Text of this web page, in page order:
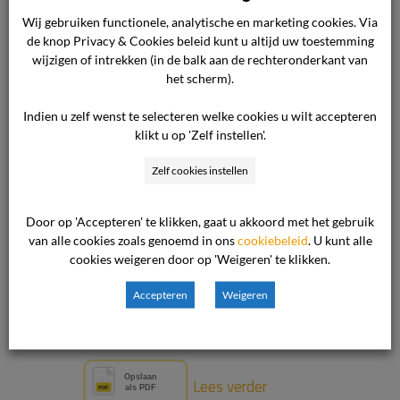
Onderwerp van het geschil Het
geschil heeft betrekking op radio- en
televisiesignalen. Standpunt van de
consument luidt in hoofdzaak als
volgt. Gedurende de
contractperiode een vaste
met circa 200%woekerverhoging op
standaard basisproduct, ver boven
bekende prijsindexcijfers. Het
versturen van foutieve facturen. Het
Lees verder
Wij gebruiken functionele, analytische en marketing cookies. Via
de knop Privacy & Cookies beleid kunt u altijd uw toestemming
wijzigen of intrekken (in de balk aan de rechteronderkant van
het scherm).
Indien u zelf wenst te selecteren welke cookies u wilt accepteren
klikt u op 'Zelf instellen'.
Zelf cookies instellen
Door op 'Accepteren' te klikken, gaat u akkoord met het gebruik
van alle cookies zoals genoemd in onscookiebeleid . U kunt alle
cookies weigeren door op 'Weigeren' te klikken.
Accepteren Weigeren